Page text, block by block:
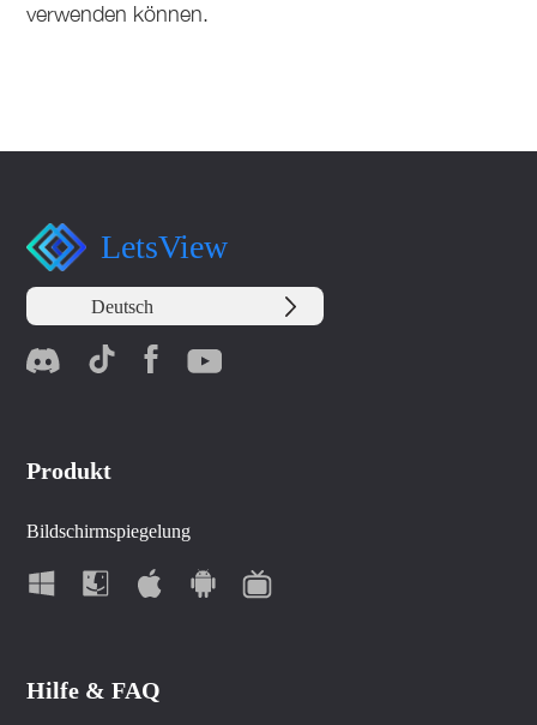
verwenden können.
LetsView
Deutsch
Produkt
Bildschirmspiegelung
Hilfe & FAQ